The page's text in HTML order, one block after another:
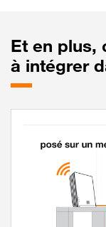
Eten plus,
à intégrer